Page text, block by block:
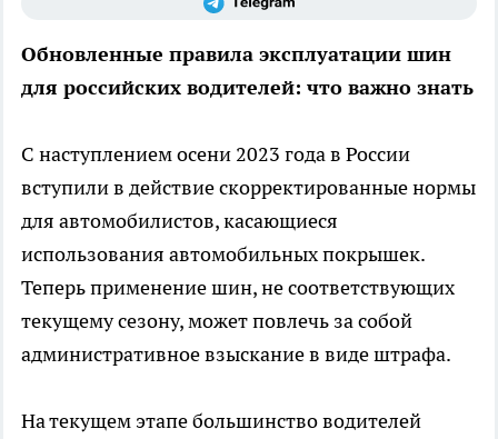
Обновленные правила эксплуатации шин
для российских водителей: что важно знать
С наступлением осени 2023 года в России
вступили в действие скорректированные нормы
для автомобилистов, касающиеся
использования автомобильных покрышек.
Теперь применение шин, не соответствующих
текущему сезону, может повлечь за собой
административное взыскание в виде штрафа.
На текущем этапе большинство водителей